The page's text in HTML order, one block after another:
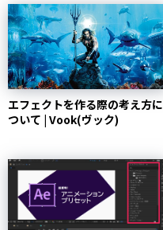
エフェクトを作る際の考え方に
ついて | Vook(ヴック)